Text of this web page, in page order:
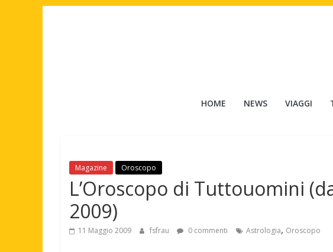
Tuttouomini
Motori,
gay
news
moda
HOME NEWS VIAGGI
Magazine Oroscopo
L’Oroscopo di Tuttouomini
2009)
11 Maggio 2009 fsfrau 0 commenti Astrologia, Oroscopo